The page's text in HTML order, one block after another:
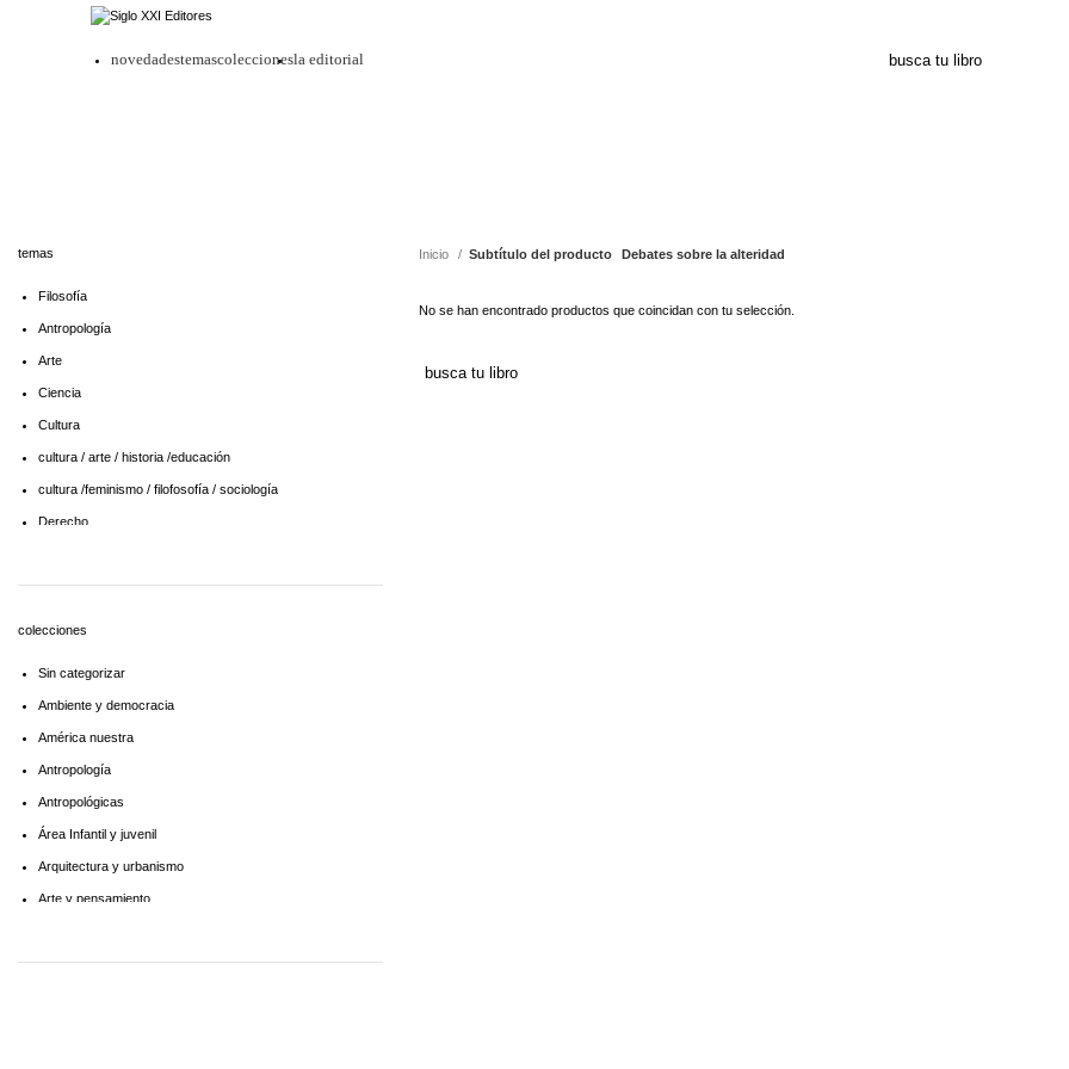
novedadestemascoleccionesla editorial
temas
Filosofía
Antropología
Arte
Ciencia
Cultura
cultura / arte / historia /educación
cultura /feminismo / filofosofía / sociología
Derecho
Educaciòn
Filosofía social
Historia
Lingüística
Literatura infantil
Medioambiente
Pensamiento crítico
Política
colecciones
Sin categorizar
Ambiente y democracia
América nuestra
Antropología
Antropológicas
Área Infantil y juvenil
Arquitectura y urbanismo
Arte y pensamiento
Biblioteca América Latina
Inicio Subtítulo del producto Debates sobre la alteridad
No se han encontrado productos que coincidan con tu selección.